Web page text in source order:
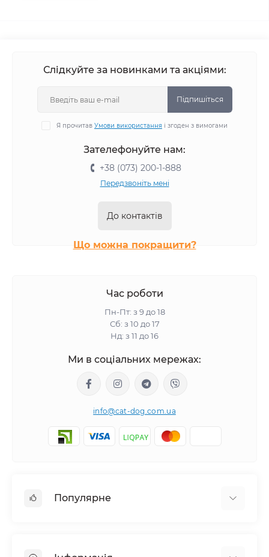
Слідкуйте за новинками та акціями:
Підпишіться
Я прочитав Умови використання і згоден з вимогами
Зателефонуйте нам:
+38 (073) 200-1-888
Передзвоніть мені
До контактів
Що можна покращити?
Час роботи
Пн-Пт: з 9 до 18
Сб: з 10 до 17
Нд: з 11 до 16
Ми в соціальних мережах:
info@cat-dog.com.ua
Популярне